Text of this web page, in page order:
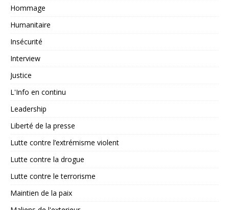
Hommage
Humanitaire
Insécurité
Interview
Justice
L'Info en continu
Leadership
Liberté de la presse
Lutte contre l’extrémisme violent
Lutte contre la drogue
Lutte contre le terrorisme
Maintien de la paix